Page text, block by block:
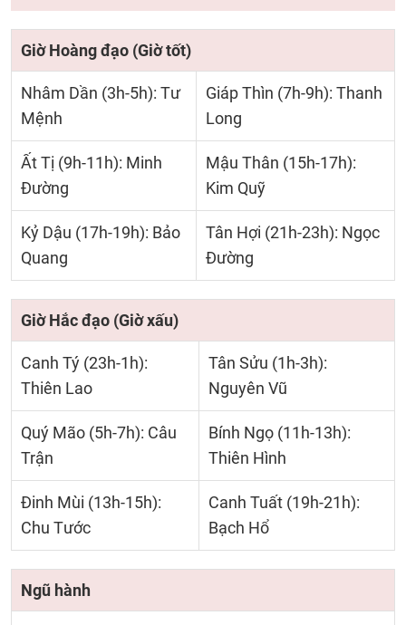
Giờ Hoàng đạo (Giờ tốt)
Nhâm Dần (3h-5h): Tư
Mệnh
Giáp Thìn (7h-9h): Thanh
Long
Ất Tị (9h-11h): Minh
Đường
Mậu Thân (15h-17h):
Kim Quỹ
Kỷ Dậu (17h-19h): Bảo
Quang
Tân Hợi (21h-23h): Ngọc
Đường
Giờ Hắc đạo (Giờ xấu)
Canh Tý (23h-1h):
Thiên Lao
Tân Sửu (1h-3h):
Nguyên Vũ
Quý Mão (5h-7h): Câu
Trận
Bính Ngọ (11h-13h):
Thiên Hình
Đinh Mùi (13h-15h):
Chu Tước
Canh Tuất (19h-21h):
Bạch Hổ
Ngũ hành